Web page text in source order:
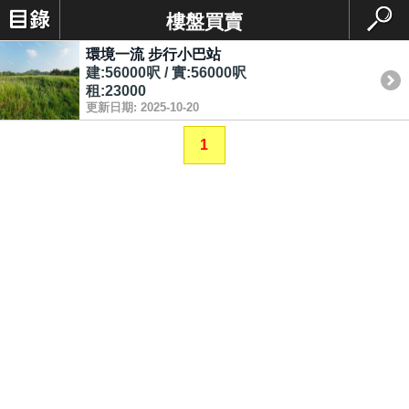
樓盤買賣
環境一流 步行小巴站
建:56000呎 / 實:56000呎
租:23000
更新日期: 2025-10-20
1